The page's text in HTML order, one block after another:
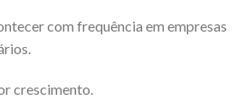
com frequência em empresas
crescimento.